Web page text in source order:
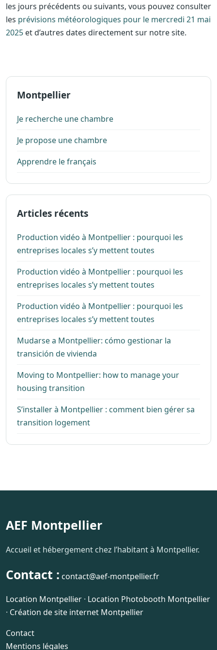
les jours précédents ou suivants, vous pouvez consulter
les prévisions météorologiques pour le mercredi 21 mai
2025 et d’autres dates directement sur notre site.
Montpellier
Je recherche une chambre
Je propose une chambre
Apprendre le français
Articles récents
Production vidéo à Montpellier : pourquoi les
entreprises locales s’y mettent toutes
Production vidéo à Montpellier : pourquoi les
entreprises locales s’y mettent toutes
Production vidéo à Montpellier : pourquoi les
entreprises locales s’y mettent toutes
Mudarse a Montpellier: cómo gestionar la
transición de vivienda
Moving to Montpellier: how to manage your
housing transition
S’installer à Montpellier : comment bien gérer sa
transition logement
AEF Montpellier
Accueil et hébergement chez l’habitant à Montpellier.
Contact : contact@aef-montpellier.fr
Location Montpellier · Location Photobooth Montpellier
· Création de site internet Montpellier
Contact
Mentions légales